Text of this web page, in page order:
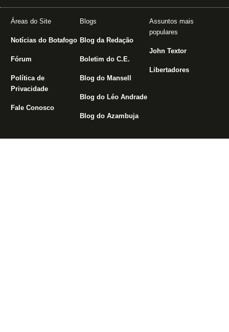
Áreas do Site
Notícias do Botafogo
Fórum
Política de
Privacidade
Fale Conosco
Blogs
Blog da Redação
Boletim do C.E.
Blog do Mansell
Blog do Léo Andrade
Blog do Azambuja
Assuntos mais
populares
John Textor
Libertadores